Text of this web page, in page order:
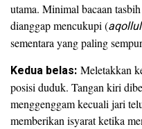
utama. Minimal bacaan
dianggap mencukupi (
sementara yang paling
Kedua belas: Meletakkan
posisi duduk. Tangan kiri
menggenggam kecuali jari
memberikan isyarat ketika